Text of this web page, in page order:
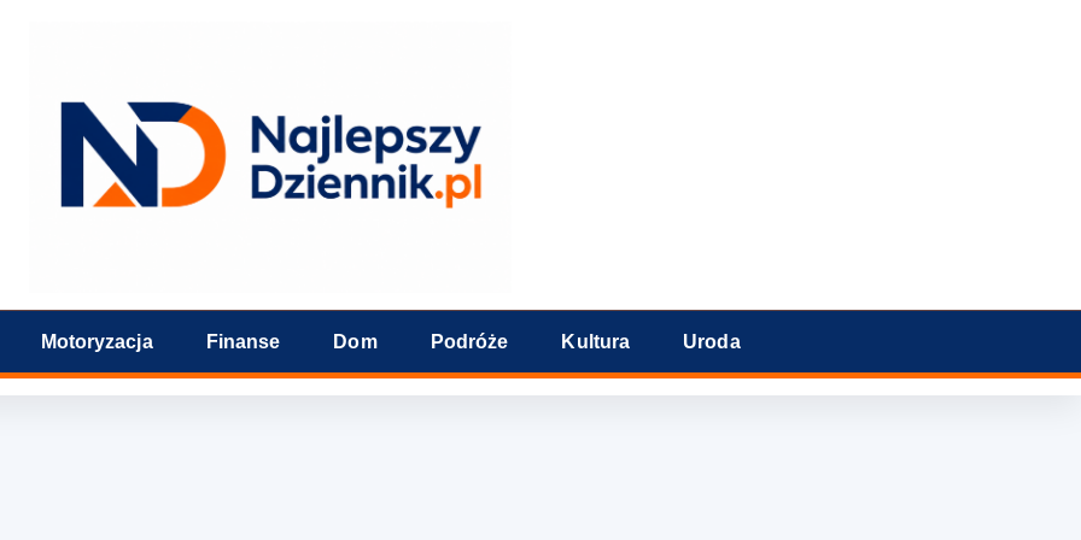
Motoryzacja Finanse Dom Podróże Kultura Uroda